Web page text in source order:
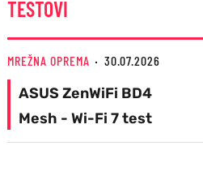
TESTOVI
MREŽNA OPREMA 30.07.2026
ASUS ZenWiFi BD4
Mesh - Wi-Fi 7 test